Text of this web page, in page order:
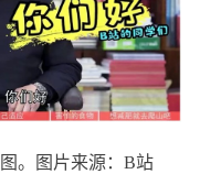
。图片来源：B站